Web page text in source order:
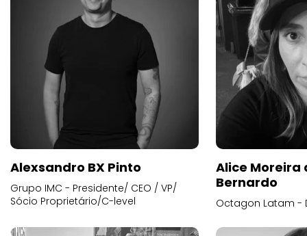
Alexsandro BX Pinto
Grupo IMC - Presidente/ CEO / VP/
Sócio Proprietário/C-level
Alice
Bernardo
Octagon Latam -